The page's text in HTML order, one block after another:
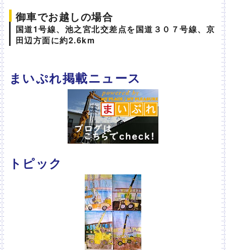
御車でお越しの場合
国道1号線、池之宮北交差点を国道３０７号線、京
田辺方面に約2.6km
まいぷれ掲載ニュース
トピック